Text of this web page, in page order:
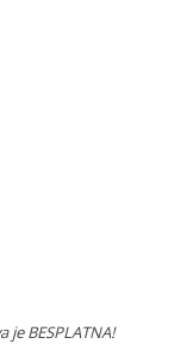
je BESPLATNA!